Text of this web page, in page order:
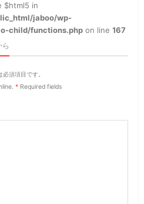
$html5 in
jaboo/wp-
child/functions.php on line167
ら
必須項目です。
* Required fields